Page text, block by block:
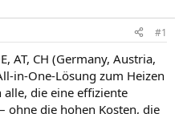
#1
AT, CH (Germany, Austria,
in-One-Lösung zum Heizen
alle, die eine effiziente
ohne die hohen Kosten, die